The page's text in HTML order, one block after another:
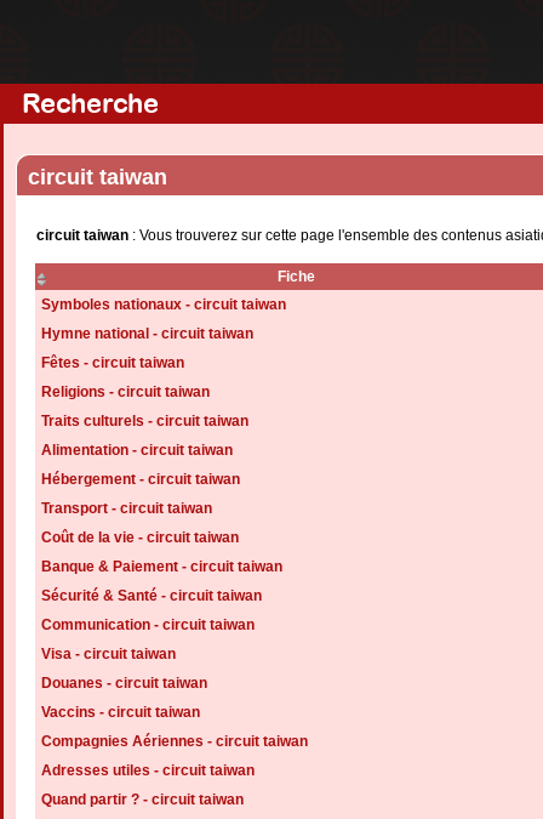
Recherche
circuit taiwan
circuit taiwan : Vous trouverez sur cette page l'ensemble des contenus
Fiche
Symboles nationaux - circuit taiwan
Hymne national - circuit taiwan
Fêtes - circuit taiwan
Religions - circuit taiwan
Traits culturels - circuit taiwan
Alimentation - circuit taiwan
Hébergement - circuit taiwan
Transport - circuit taiwan
Coût de la vie - circuit taiwan
Banque & Paiement - circuit taiwan
Sécurité & Santé - circuit taiwan
Communication - circuit taiwan
Visa - circuit taiwan
Douanes - circuit taiwan
Vaccins - circuit taiwan
Compagnies Aériennes - circuit taiwan
Adresses utiles - circuit taiwan
Quand partir ? - circuit taiwan